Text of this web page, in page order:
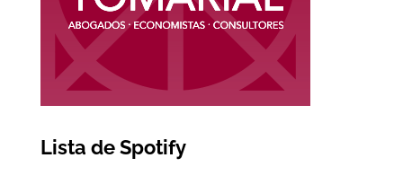
Lista de Spotify